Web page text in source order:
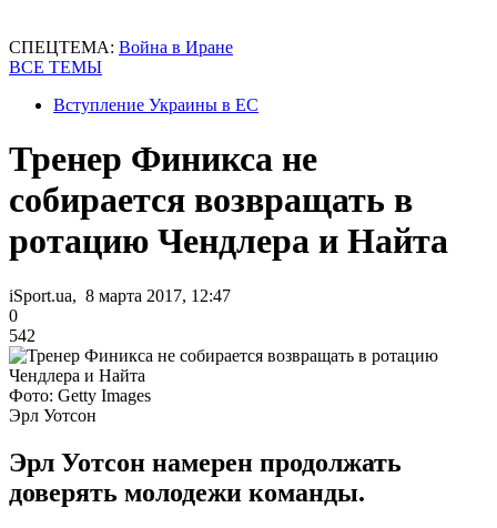
СПЕЦТЕМА: Война в Иране
ВСЕ ТЕМЫ
Вступление Украины в ЕС
Тренер Финикса не
собирается возвращать в
ротацию Чендлера и Найта
iSport.ua, 8 марта 2017, 12:47
0
542
Фото: Getty Images
Эрл Уотсон
Эрл Уотсон намерен продолжать
доверять молодежи команды.